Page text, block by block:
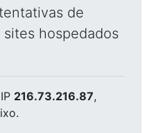
de
hospedados
216.73.216.87,